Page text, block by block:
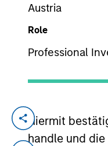
Austria
Role
Professional
Hiermit
handle und die
YEARS OF INDUSTRY
19 Years
David
serves